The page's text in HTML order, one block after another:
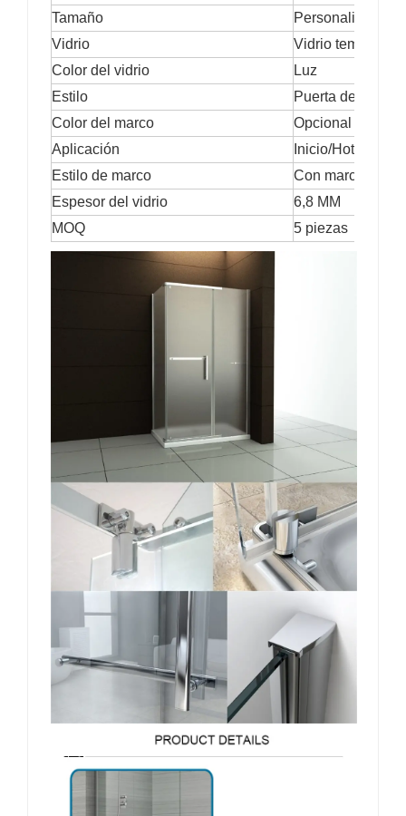
Tamaño
Personalizado
Vidrio
Vidrio templado
Color del vidrio
Luz
Estilo
Puerta de ducha
Color del marco
Opcional
Aplicación
Inicio/Hotel/Villa
Estilo de marco
Con marco
Espesor del vidrio
6,8 MM
MOQ
5 piezas